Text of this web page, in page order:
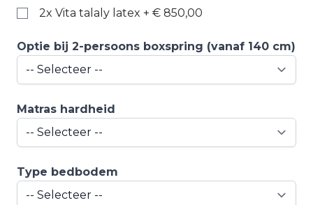
2x Vita talaly latex + € 850,00
Optie bij 2-persoons boxspring (vanaf 140 cm)
Matras hardheid
Type bedbodem